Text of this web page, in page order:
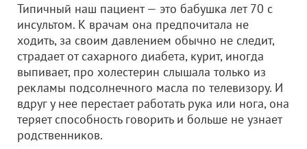
Типичный наш пациент — это бабушка лет 70 с
инсультом. К врачам она предпочитала не
ходить, за своим давлением обычно не следит,
страдает от сахарного диабета, курит, иногда
выпивает, про холестерин слышала только из
рекламы подсолнечного масла по телевизору. И
вдруг у нее перестает работать рука или нога, она
теряет способность говорить и больше не узнает
родственников.